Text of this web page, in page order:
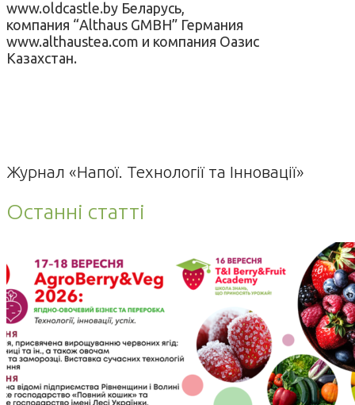
www.oldcastle.by Беларусь,
компания “Althaus GMBH” Германия
www.althaustea.com и компания Оазис
Казахстан.
Журнал «Напої. Технології та Інновації»
Останні статті